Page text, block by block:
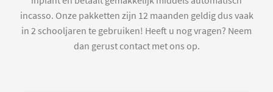
incasso. Onze pakketten zijn 12 maanden geldig dus vaak
in 2 schooljaren te gebruiken! Heeft u nog vragen? Neem
dan gerust contact met ons op.